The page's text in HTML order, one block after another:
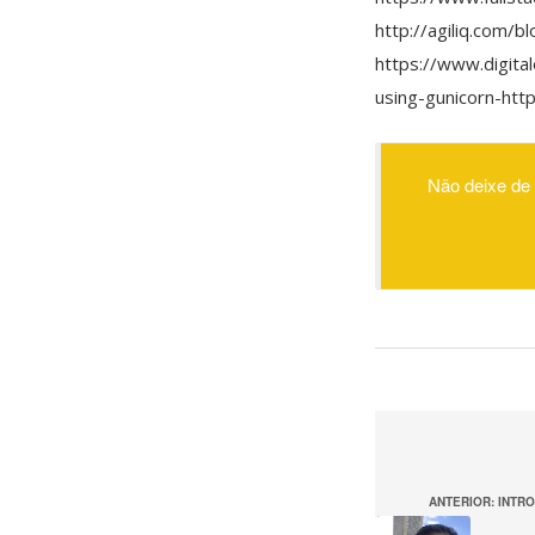
http://agiliq.com/
https://
using-gunicorn-
Não deixe
ANTERIOR: